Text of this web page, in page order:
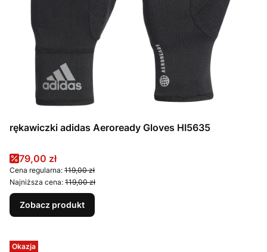
rękawiczki adidas Aeroready Gloves HI5635
Cena promocyjna
79,00 zł
Cena regularna: 119,00 zł
Najniższa cena: 119,00 zł
Zobacz produkt
Okazja